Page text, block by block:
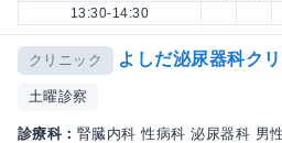
13:30-14:30
クリニック よしだ泌尿器科ク
土曜診察
診療科： 腎臓内科 性病科 泌尿器科 男